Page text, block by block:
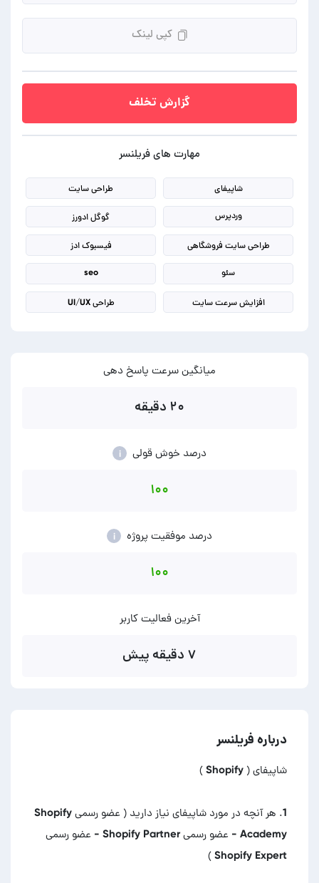
کپی لینک
گزارش تخلف
مهارت های فریلنسر
شاپیفای طراحی سایت
وردپرس گوگل ادورز
طراحی سایت فروشگاهی فیسبوک ادز
سئو seo
افزایش سرعت سایت طراحی UI/UX
میانگین سرعت پاسخ دهی
۲۰ دقیقه
درصد خوش قولی i
۱۰۰
درصد موفقیت پروژه i
۱۰۰
آخرین فعالیت کاربر
۷ دقیقه پیش
درباره فریلنسر